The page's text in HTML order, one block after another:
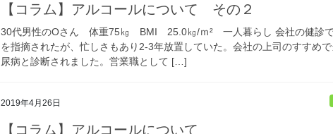
【コラム】アルコールについて その２
30代男性のOさん 体重75㎏ BMI 25.0㎏/ｍ² 一人暮らし 会社の健診
を指摘されたが、忙しさもあり2-3年放置していた。会社の上司のすすめ
尿病と診断されました。営業職として […]
2019年4月26日
【コラム】アルコールについて